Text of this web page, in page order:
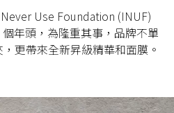
Use Foundation (INUF)
年頭，為隆重其事，品牌不單
更帶來全新昇級精華和面膜。